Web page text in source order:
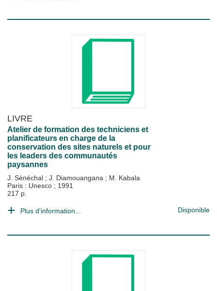
LIVRE
Atelier de formation des techniciens et
planificateurs en charge de la
conservation des sites naturels et pour
les leaders des communautés
paysannes
J. Sénéchal ; J. Diamouangana ; M. Kabala
Paris : Unesco ; 1991
217 p.
Plus d'information... Disponible